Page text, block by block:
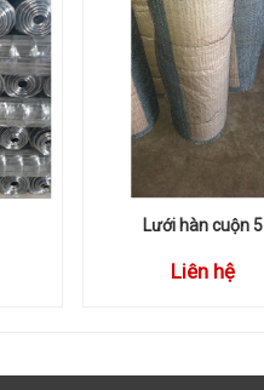
Lưới hàn cuộn 5
Liên hệ